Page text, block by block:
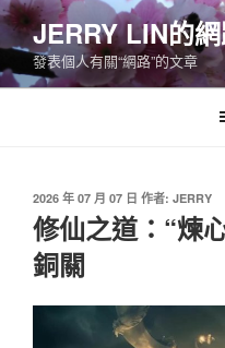
跳
至
主
要
JERRY LIN的
發表個人有關“網路”的文章
發
佈
於
2026 年 07 月 07 日 作者: JERRY
修仙之道：“煉
銅關